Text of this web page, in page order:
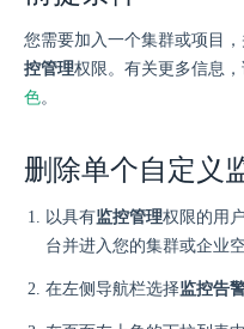
您需要加入一个集群或项目
控管理权限。有关更多信息，
色。
删除单个自定义
以具有监控管理权限的用
台并进入您的集群或企业空
在左侧导航栏选择监控告